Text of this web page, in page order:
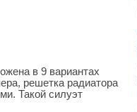
в 9 вариантах
решетка радиатора
Такой силуэт